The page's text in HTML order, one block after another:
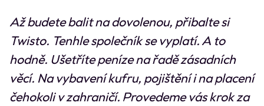
Až budete balit na dovolenou, přibalte si
Twisto. Tenhle společník se vyplatí. A to
hodně. Ušetříte peníze na řadě zásadních
věcí. Na vybavení kufru, pojištění i na placení
čehokoli v zahraničí. Provedeme vás krok za